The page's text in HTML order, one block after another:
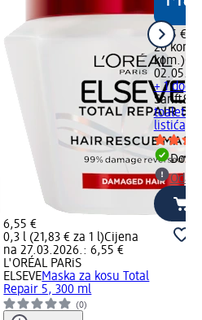
6,55 €
0,3 l (21,83 € za 1 l)Cijena
na 27.03.2026.: 6,55 €
L'ORÉAL PARiS
ELSEVEMaska za kosu Total
Repair 5, 300 ml
(0)
7,95 €
20 kom.
kom.)
+ 1
toaletni
listića,